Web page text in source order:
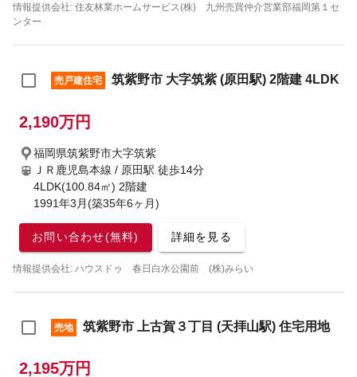
情報提供会社: 住友林業ホームサービス(株) 九州売買仲介営業部福岡第１セ
ンター
売戸建住宅 筑紫野市 大字筑紫 (原田駅) 2階建 4LDK
2,190万円
福岡県筑紫野市大字筑紫
ＪＲ鹿児島本線 / 原田駅 徒歩14分
4LDK(100.84㎡) 2階建
1991年3月(築35年6ヶ月)
お問い合わせ(無料) 詳細を見る
情報提供会社: ハウスドゥ 春日白水公園前 (株)みらい
売地 筑紫野市 上古賀３丁目 (天拝山駅) 住宅用地
2,195万円